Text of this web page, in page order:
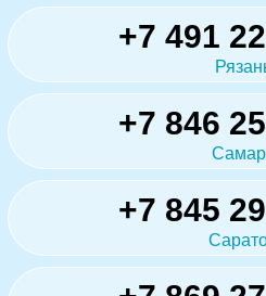
+7 491
+7 846
+7 845